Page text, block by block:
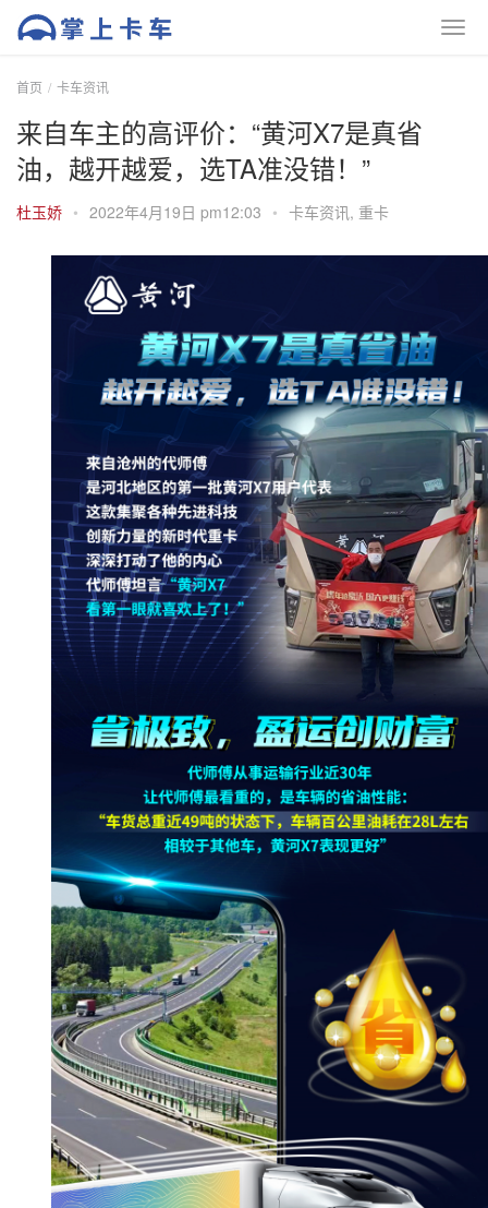
首页 卡车资讯
来自车主的高评价：“黄河X7是真省
油，越开越爱，选TA准没错！”
杜玉娇 • 2022年4月19日 pm12:03 • 卡车资讯, 重卡